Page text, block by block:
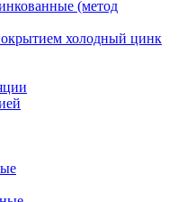
(метод
холодный цинк